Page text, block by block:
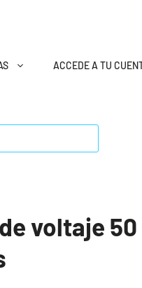
ACCEDE A TU
voltaje 50